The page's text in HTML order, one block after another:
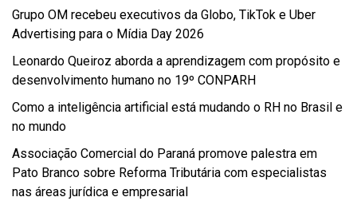
Grupo OM recebeu executivos da Globo, TikTok e Uber
Advertising para o Mídia Day 2026
Leonardo Queiroz aborda a aprendizagem com propósito e
desenvolvimento humano no 19º CONPARH
Como a inteligência artificial está mudando o RH no Brasil e
no mundo
Associação Comercial do Paraná promove palestra em
Pato Branco sobre Reforma Tributária com especialistas
nas áreas jurídica e empresarial